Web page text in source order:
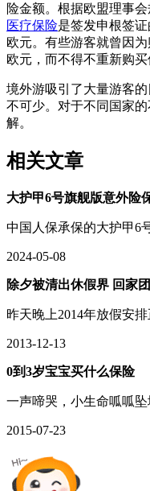
险金额。根据欧盟理事
医疗保险是签发申根签
欧元。有些游客就曾因
欧元，而不得不重新购买
境外游吸引了大量游客
不可少。对于不同国家
解。
相关文章
大护甲6号旗舰版意外险
中国人保承保的大护甲6
2024-05-08
除夕被清出休假界 回家
昨天晚上2014年放假安排
2013-12-13
0到3岁宝宝买什么保险
一声啼哭，小生命呱呱坠
2015-07-23